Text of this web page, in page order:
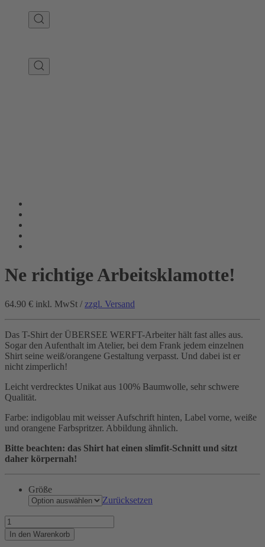
Ne richtige Arbeitsklamotte!
64.90 € inkl. MwSt / zzgl. Versand
Das T-Shirt der ÜBERSEE WERFT-Arbeiter hält fast alles aus.
Sogar den Aufenthalt im Atelier, bei dem Frank jedem einzelnen
Shirt seine weiß/orangene Gestaltung verpasst. Und dabei ist er
nicht zimperlich!
Leicht verdrecktes Unikat aus 100% Baumwolle, sehr schwere
Qualität.
Farbe: indigoblau mit weisser Aufschrift hinten, Label vorne, weiße
und orangene Farbspritzer. Abbildung ähnlich.
Bitte beachten: das Shirt hat einen slimfit-Schnitt und sitzt
daher körpernah!
Größe
Zurücksetzen
Ne
richtige
Arbeitsklamotte!
In den Warenkorb